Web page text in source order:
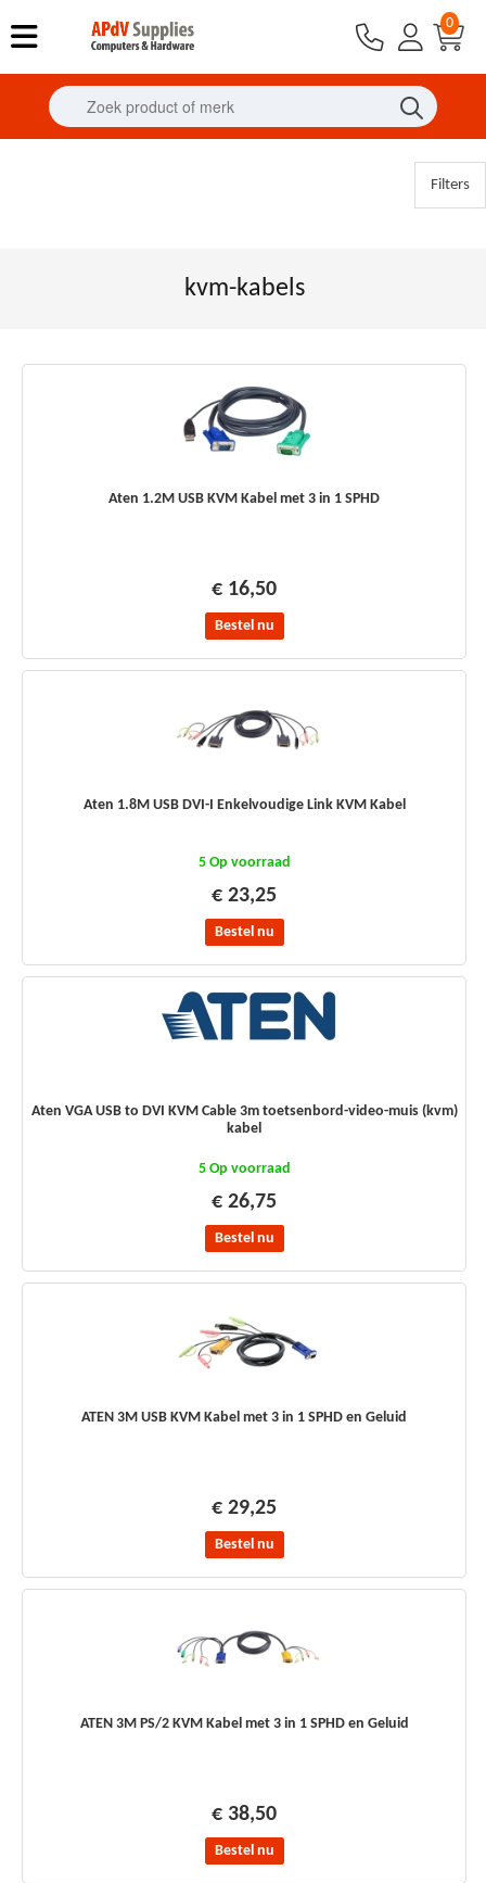
0
Filters
kvm-kabels
Aten 1.2M USB KVM Kabel met 3 in 1 SPHD
€ 16,50
Bestel nu
Aten 1.8M USB DVI-I Enkelvoudige Link KVM Kabel
5 Op voorraad
€ 23,25
Bestel nu
Aten VGA USB to DVI KVM Cable 3m toetsenbord-video-muis (kvm)
kabel
5 Op voorraad
€ 26,75
Bestel nu
ATEN 3M USB KVM Kabel met 3 in 1 SPHD en Geluid
€ 29,25
Bestel nu
ATEN 3M PS/2 KVM Kabel met 3 in 1 SPHD en Geluid
€ 38,50
Bestel nu